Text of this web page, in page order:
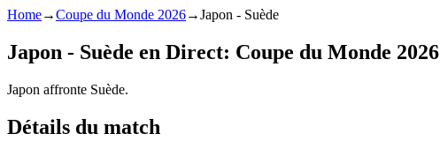
Home→Coupe du Monde 2026→Japon - Suède
Japon - Suède en Direct: Coupe du Monde 2026
Japon affronte Suède.
Détails du match